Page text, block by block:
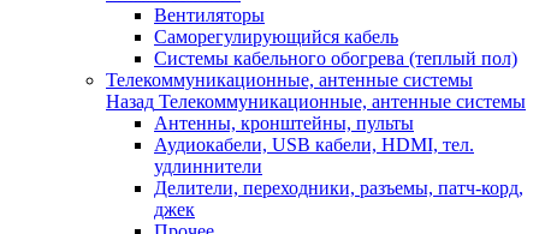
Вентиляторы
Саморегулирующийся кабель
Системы кабельного обогрева (теплый пол)
Телекоммуникационные, антенные системы
Назад Телекоммуникационные, антенные системы
Антенны, кронштейны, пульты
Аудиокабели, USB кабели, HDMI, тел.
удлиннители
Делители, переходники, разъемы, патч-корд,
джек